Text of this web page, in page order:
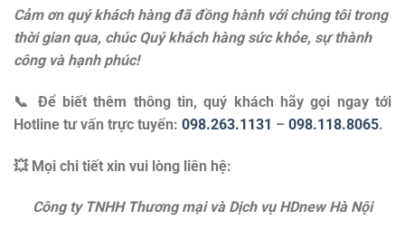
Cảm ơn quý khách hàng đã đồng hành với chúng tôi trong
thời gian qua, chúc Quý khách hàng sức khỏe, sự thành
công và hạnh phúc!
📞 Để biết thêm thông tin, quý khách hãy gọi ngay tới
Hotline tư vấn trực tuyến: 098.263.1131 – 098.118.8065.
💥 Mọi chi tiết xin vui lòng liên hệ:
Công ty TNHH Thương mại và Dịch vụ HDnew Hà Nội